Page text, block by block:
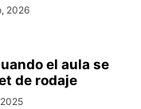
2026
el aula se
de rodaje